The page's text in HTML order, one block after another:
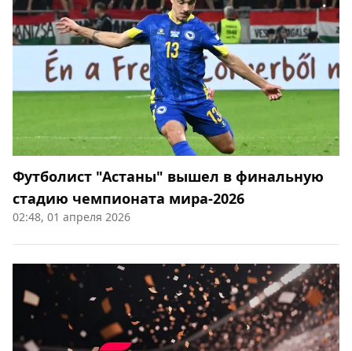
Футболист "Астаны" вышел в финальную
стадию чемпионата мира-2026
02:48, 01 апреля 2026